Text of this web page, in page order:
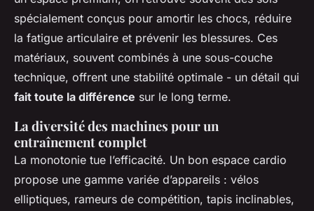
spécialement conçus pour amortir les chocs, réduire
la fatigue articulaire et prévenir les blessures. Ces
matériaux, souvent combinés à une sous-couche
technique, offrent une stabilité optimale - un détail qui
fait toute la différence sur le long terme.
La diversité des machines pour un
entraînement complet
La monotonie tue l’efficacité. Un bon espace cardio
propose une gamme variée d’appareils : vélos
elliptiques, rameurs de compétition, tapis inclinables,